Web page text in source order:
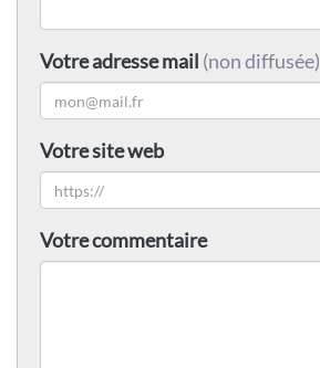
Votre adresse mail (non diffusée)
Votre site web
Votre commentaire